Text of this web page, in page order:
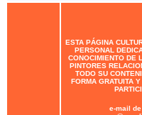
ESTA PÁGINA
PERSONAL
CONOCIMIENTO DE
PINTORES
TODO SU
FORMA GRATUITA
e-mail